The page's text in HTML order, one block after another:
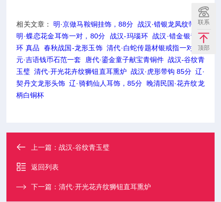
相关文章： 明·京做马鞍铜挂饰，88分 战汉·错银龙凤纹带钩
明·蝶恋花金耳饰一对，80分
战汉-玛瑙环 战汉·错金银青铜
环 真品
春秋战国-龙形玉饰 清代·白蛇传题材银戒指一对
金
元·吉语钱币石范一套
唐代·鎏金童子献宝青铜件 战汉-谷纹青
玉璧 清代·开光花卉纹狮钮直耳熏炉 战汉·虎形带钩 85分 辽·
契丹文龙形头饰 辽·骑鹤仙人耳饰，85分 晚清民国·花卉纹龙
柄白铜杯
上一篇：战汉-谷纹青玉璧
返回列表
下一篇：清代·开光花卉纹狮钮直耳熏炉
联系
顶部